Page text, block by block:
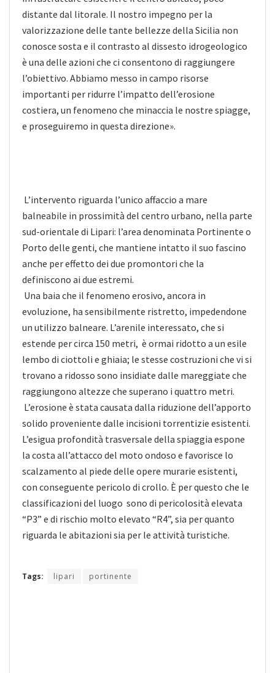
distante dal litorale. Il nostro impegno per la
valorizzazione delle tante bellezze della Sicilia non
conosce sosta e il contrasto al dissesto idrogeologico
è una delle azioni che ci consentono di raggiungere
l’obiettivo. Abbiamo messo in campo risorse
importanti per ridurre l’impatto dell’erosione
costiera, un fenomeno che minaccia le nostre spiagge,
e proseguiremo in questa direzione».
L’intervento riguarda l’unico affaccio a mare
balneabile in prossimità del centro urbano, nella parte
sud-orientale di Lipari: l’area denominata Portinente o
Porto delle genti, che mantiene intatto il suo fascino
anche per effetto dei due promontori che la
definiscono ai due estremi.
Una baia che il fenomeno erosivo, ancora in
evoluzione, ha sensibilmente ristretto, impedendone
un utilizzo balneare. L’arenile interessato, che si
estende per circa 150 metri, è ormai ridotto a un esile
lembo di ciottoli e ghiaia; le stesse costruzioni che vi si
trovano a ridosso sono insidiate dalle mareggiate che
raggiungono altezze che superano i quattro metri.
L’erosione è stata causata dalla riduzione dell’apporto
solido proveniente dalle incisioni torrentizie esistenti.
L’esigua profondità trasversale della spiaggia espone
la costa all’attacco del moto ondoso e favorisce lo
scalzamento al piede delle opere murarie esistenti,
con conseguente pericolo di crollo. È per questo che le
classificazioni del luogo sono di pericolosità elevata
“P3” e di rischio molto elevato “R4”, sia per quanto
riguarda le abitazioni sia per le attività turistiche.
Tags: lipari portinente